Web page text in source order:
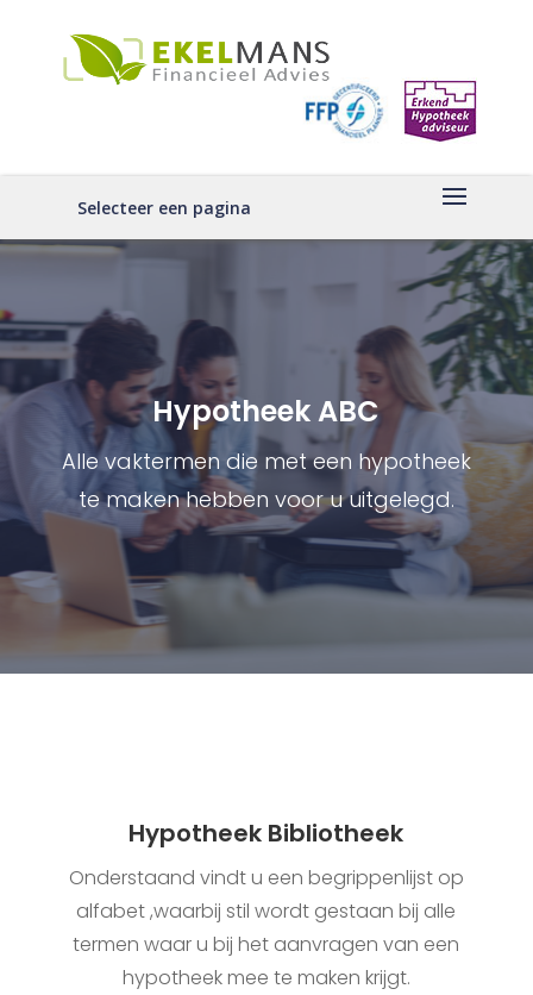
Selecteer een pagina
Hypotheek ABC
Alle vaktermen die met een hypotheek
te maken hebben voor u uitgelegd.
Hypotheek Bibliotheek
Onderstaand vindt u een begrippenlijst op
alfabet ,waarbij stil wordt gestaan bij alle
termen waar u bij het aanvragen van een
hypotheek mee te maken krijgt.